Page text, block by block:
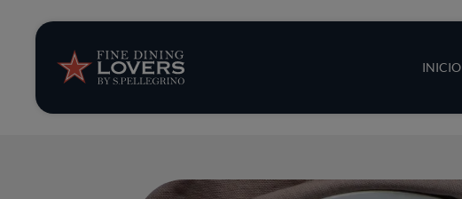
INICIO
Opinión y noticias
Recetas
Consejos y trucos